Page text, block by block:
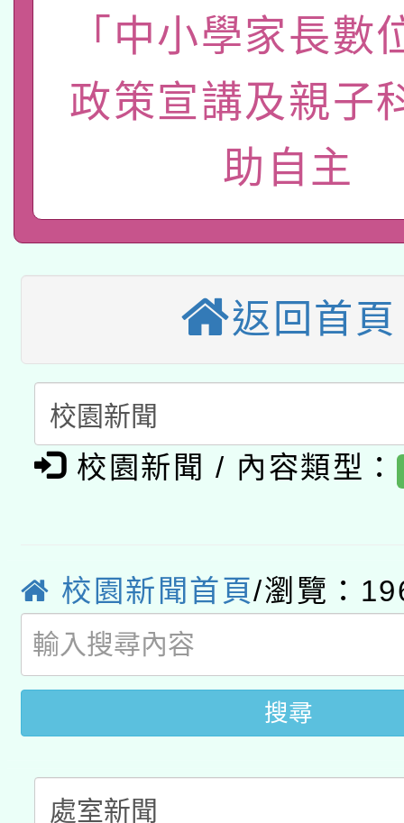
pilot」
有關大陸委員會函釋公
薪期間赴陸應申請許可
轉知經濟部水利署委託
業技術研究院辦理「
用水績優單位及節水達
動」
115年8月22日(星期六
桃園市孔廟祈福系列
開 智慧啟航」
2026年桃園地景藝術
適應運動共學行動站研
本館辦理115年度閱讀
科技賦能─人工智慧
礎課程
A3數位素養講師名單
「數位內容與教學軟體
pilot」
有關大陸委員會函釋公
業技術研究院辦理「
用水績優單位及節水達
動」
115年8月22日(星期六
桃園市孔廟祈福系列
開 智慧啟航」
2026年桃園地景藝術
「中小學家長數
政策宣講及親子
助自主
返回首頁
校園新聞 / 內容類型：
校園新聞首頁/瀏覽：
搜尋